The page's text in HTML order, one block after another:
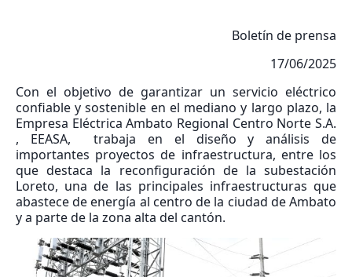
Boletín de prensa
17/06/2025
Con el objetivo de garantizar un servicio eléctrico
confiable y sostenible en el mediano y largo plazo, la
Empresa Eléctrica Ambato Regional Centro Norte S.A.
, EEASA, trabaja en el diseño y análisis de
importantes proyectos de infraestructura, entre los
que destaca la reconfiguración de la subestación
Loreto, una de las principales infraestructuras que
abastece de energía al centro de la ciudad de Ambato
y a parte de la zona alta del cantón.